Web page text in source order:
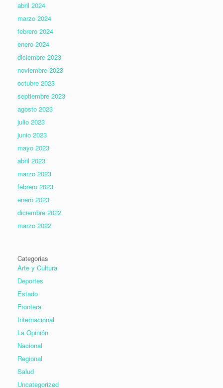
abril 2024
marzo 2024
febrero 2024
enero 2024
diciembre 2023
noviembre 2023
octubre 2023
septiembre 2023
agosto 2023
julio 2023
junio 2023
mayo 2023
abril 2023
marzo 2023
febrero 2023
enero 2023
diciembre 2022
marzo 2022
Categorias
Arte y Cultura
Deportes
Estado
Frontera
Internacional
La Opinión
Nacional
Regional
Salud
Uncategorized